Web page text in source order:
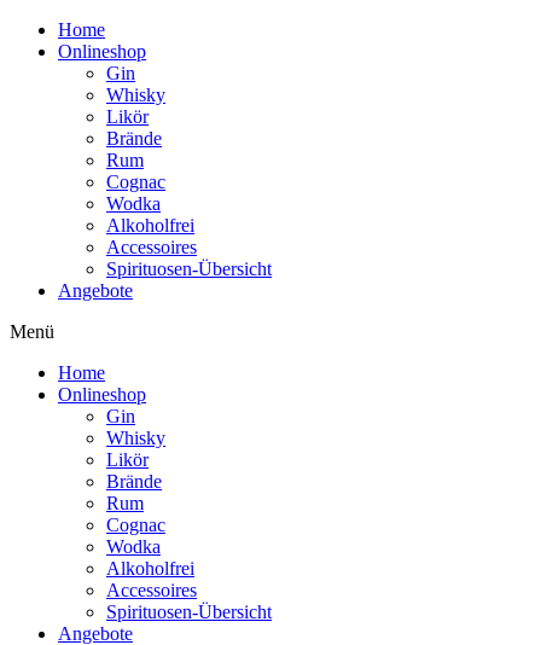
Home
Onlineshop
Gin
Whisky
Likör
Brände
Rum
Cognac
Wodka
Alkoholfrei
Accessoires
Spirituosen-Übersicht
Angebote
Menü
Home
Onlineshop
Gin
Whisky
Likör
Brände
Rum
Cognac
Wodka
Alkoholfrei
Accessoires
Spirituosen-Übersicht
Angebote